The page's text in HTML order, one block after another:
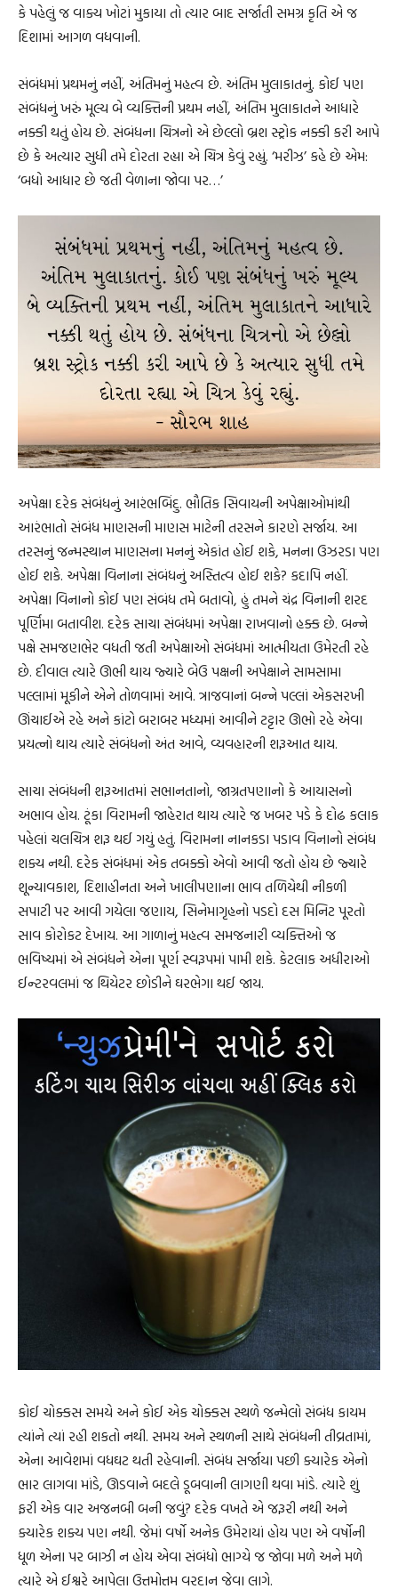
કે પહેલું જ વાક્ય ખોટાં મુકાયા તો ત્યાર બાદ સર્જાતી સમગ્ર કૃતિ એ જ
દિશામાં આગળ વધવાની.
સંબંધમાં પ્રથમનું નહીં, અંતિમનું મહત્વ છે. અંતિમ મુલાકાતનું. કોઈ પણ
સંબંધનું ખરું મૂલ્ય બે વ્યક્તિની પ્રથમ નહીં, અંતિમ મુલાકાતને આધારે
નક્કી થતું હોય છે. સંબંધના ચિત્રનો એ છેલ્લો બ્રશ સ્ટ્રોક નક્કી કરી આપે
છે કે અત્યાર સુધી તમે દોરતા રહ્યા એ ચિત્ર કેવું રહ્યું. ‘મરીઝ’ કહે છે એમ:
‘બધો આધાર છે જતી વેળાના જોવા પર…’
અપેક્ષા દરેક સંબંધનું આરંભબિંદુ. ભૌતિક સિવાયની અપેક્ષાઓમાંથી
આરંભાતો સંબંધ માણસની માણસ માટેની તરસને કારણે સર્જાય. આ
તરસનું જન્મસ્થાન માણસના મનનું એકાંત હોઈ શકે, મનના ઉઝરડા પણ
હોઈ શકે. અપેક્ષા વિનાના સંબંધનું અસ્તિત્વ હોઈ શકે? કદાપિ નહીં.
અપેક્ષા વિનાનો કોઈ પણ સંબંધ તમે બતાવો, હું તમને ચંદ્ર વિનાની શરદ
પૂર્ણિમા બતાવીશ. દરેક સાચા સંબંધમાં અપેક્ષા રાખવાનો હક્ક છે. બન્ને
પક્ષે સમજણભેર વધતી જતી અપેક્ષાઓ સંબંધમાં આત્મીયતા ઉમેરતી રહે
છે. દીવાલ ત્યારે ઊભી થાય જ્યારે બેઉ પક્ષની અપેક્ષાને સામસામા
પલ્લામાં મૂકીને એને તોળવામાં આવે. ત્રાજવાનાં બન્ને પલ્લાં એકસરખી
ઊંચાઈએ રહે અને કાંટો બરાબર મધ્યમાં આવીને ટટ્ટાર ઊભો રહે એવા
પ્રયત્નો થાય ત્યારે સંબંધનો અંત આવે, વ્યવહારની શરૂઆત થાય.
સાચા સંબંધની શરૂઆતમાં સભાનતાનો, જાગ્રતપણાનો કે આયાસનો
અભાવ હોય. ટૂંકા વિરામની જાહેરાત થાય ત્યારે જ ખબર પડે કે દોઢ કલાક
પહેલાં ચલચિત્ર શરૂ થઈ ગયું હતું. વિરામના નાનકડા પડાવ વિનાનો સંબંધ
શક્ય નથી. દરેક સંબંધમાં એક તબક્કો એવો આવી જતો હોય છે જ્યારે
શૂન્યાવકાશ, દિશાહીનતા અને ખાલીપણાના ભાવ તળિયેથી નીકળી
સપાટી પર આવી ગયેલા જણાય, સિનેમાગૃહનો પડદો દસ મિનિટ પૂરતો
સાવ કોરોકટ દેખાય. આ ગાળાનું મહત્વ સમજનારી વ્યક્તિઓ જ
ભવિષ્યમાં એ સંબંધને એના પૂર્ણ સ્વરૂપમાં પામી શકે. કેટલાક અધીરાઓ
ઈન્ટરવલમાં જ થિયેટર છોડીને ઘરભેગા થઈ જાય.
કોઈ ચોક્કસ સમયે અને કોઈ એક ચોક્કસ સ્થળે જન્મેલો સંબંધ કાયમ
ત્યાંને ત્યાં રહી શકતો નથી. સમય અને સ્થળની સાથે સંબંધની તીવ્રતામાં,
એના આવેશમાં વધઘટ થતી રહેવાની. સંબંધ સર્જાયા પછી ક્યારેક એનો
ભાર લાગવા માંડે, ઊડવાને બદલે ડૂબવાની લાગણી થવા માંડે. ત્યારે શું
ફરી એક વાર અજનબી બની જવું? દરેક વખતે એ જરૂરી નથી અને
ક્યારેક શક્ય પણ નથી. જેમાં વર્ષો અનેક ઉમેરાયાં હોય પણ એ વર્ષોની
ધૂળ એના પર બાઝી ન હોય એવા સંબંધો ભાગ્યે જ જોવા મળે અને મળે
ત્યારે એ ઈશ્વરે આપેલા ઉત્તમોત્તમ વરદાન જેવા લાગે.